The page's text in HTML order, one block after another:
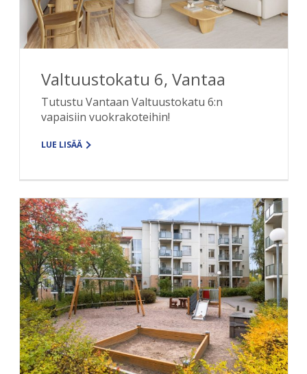
Valtuustokatu 6, Vantaa
Tutustu Vantaan Valtuustokatu 6:n
vapaisiin vuokrakoteihin!
LUE LISÄÄ